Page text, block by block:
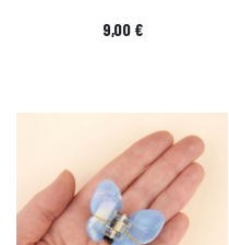
Prix
9,00 €